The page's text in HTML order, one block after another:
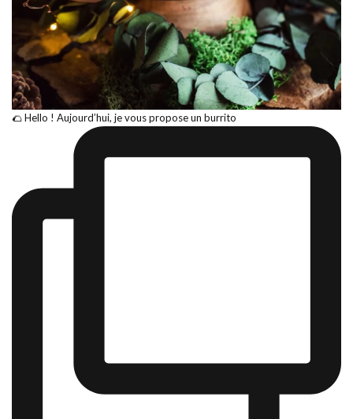
🌮 Hello ! Aujourd’hui, je vous propose un burrito